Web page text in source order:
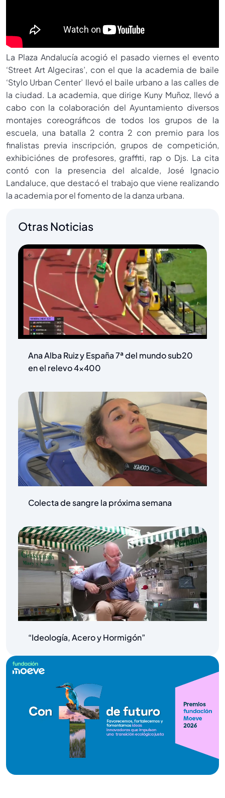
La Plaza Andalucía acogió el pasado viernes el evento
‘Street Art Algeciras’, con el que la academia de baile
‘Stylo Urban Center’ llevó el baile urbano a las calles de
la ciudad. La academia, que dirige Kuny Muñoz, llevó a
cabo con la colaboración del Ayuntamiento diversos
montajes coreográficos de todos los grupos de la
escuela, una batalla 2 contra 2 con premio para los
finalistas previa inscripción, grupos de competición,
exhibiciónes de profesores, graffiti, rap o Djs. La cita
contó con la presencia del alcalde, José Ignacio
Landaluce, que destacó el trabajo que viene realizando
la academia por el fomento de la danza urbana.
Otras Noticias
Ana Alba Ruiz y España 7ª del mundo sub20
en el relevo 4×400
Colecta de sangre la próxima semana
“Ideología, Acero y Hormigón”